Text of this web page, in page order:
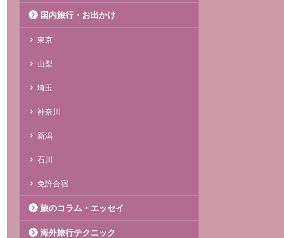
国内旅行・お出かけ
東京
山梨
埼玉
神奈川
新潟
石川
免許合宿
旅のコラム・エッセイ
海外旅行テクニック